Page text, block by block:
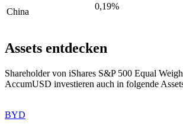
China
0,19%
Assets entdecken
Shareholder von iShares S&P 500 Equal
AccumUSD investieren auch in folgende
BYD